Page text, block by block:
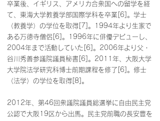
卒業後、イギリス、アメリカ合衆国への留学を経
て、東海大学教養学部国際学科を卒業[6]。学士
（教養学）の学位を取得[7]。1994年より生家で
ある万徳寺僧侶[6]。1996年に俳優デビューし、
2004年まで活動していた[6]。2006年より父・
谷川秀善参議院議員秘書[6]。2011年、大阪大学
大学院法学研究科博士前期課程を修了[6]。修士
（法学）の学位を取得[8]。
2012年、第46回衆議院議員総選挙に自由民主党
公認で大阪19区から出馬。民主党前職の長安豊を